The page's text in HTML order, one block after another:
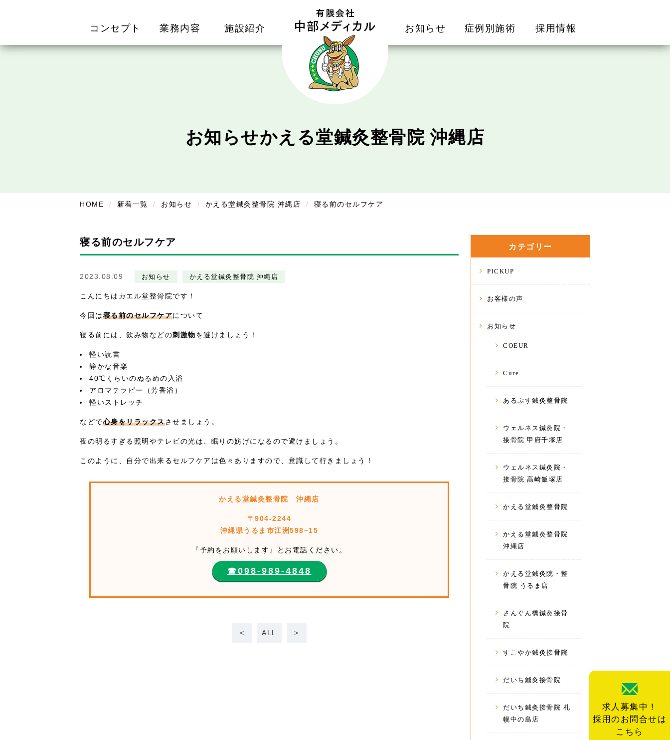
コンセプト 業務内容 施設紹介 お知らせ 症例別施術 採用情報
求人募集中！
採用のお問合せは
こちら
お知らせかえる堂鍼灸整骨院 沖縄店
HOME 新着一覧 お知らせ かえる堂鍼灸整骨院 沖縄店 寝る前のセルフケア
寝る前のセルフケア
2023.08.09 お知らせ かえる堂鍼灸整骨院 沖縄店
こんにちはカエル堂整骨院です！
今回は寝る前のセルフケアについて
寝る前には、飲み物などの刺激物を避けましょう！
軽い読書
静かな音楽
40℃くらいのぬるめの入浴
アロマテラピー（芳香浴）
軽いストレッチ
などで心身をリラックスさせましょう。
夜の明るすぎる照明やテレビの光は、眠りの妨げになるので避けましょう。
このように、自分で出来るセルフケアは色々ありますので、意識して行きましょう！
かえる堂鍼灸整骨院 沖縄店
〒904-2244
沖縄県うるま市江洲598−15
『予約をお願いします』とお電話ください。
☎︎098-989-4848
< ALL >
カテゴリー
PICKUP
お客様の声
お知らせ
COEUR
Cure
あるぷす鍼灸整骨院
ウェルネス鍼灸院・
接骨院 甲府千塚店
ウェルネス鍼灸院・
接骨院 高崎飯塚店
かえる堂鍼灸整骨院
かえる堂鍼灸整骨院
沖縄店
かえる堂鍼灸院・整
骨院 うるま店
さんぐん橋鍼灸接骨
院
すこやか鍼灸接骨院
だいち鍼灸接骨院
だいち鍼灸接骨院 札
幌中の島店